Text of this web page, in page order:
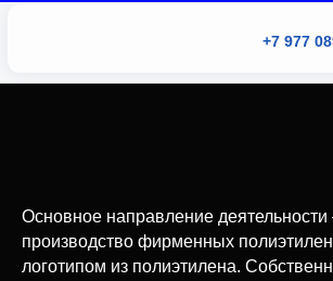
→ Euro
Основное направление
производство фирменных
логотипом из полиэтилена.